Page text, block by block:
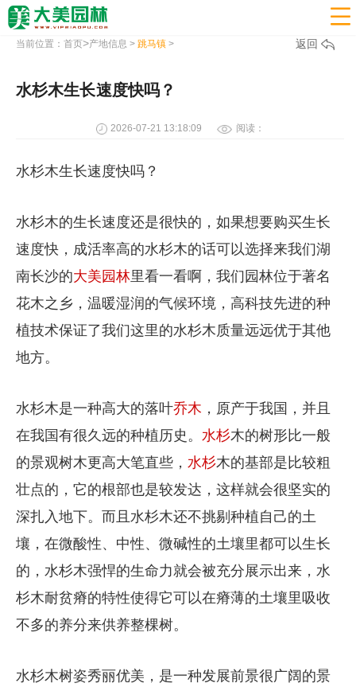

当前位置： 首页>产地信息 > 跳马镇> 返回
水杉木生长速度快吗？
2026-07-21 13:18:09 阅读：
水杉木生长速度快吗？
水杉木的生长速度还是很快的，如果想要购买生长
速度快，成活率高的水杉木的话可以选择来我们湖
南长沙的大美园林里看一看啊，我们园林位于著名
花木之乡，温暖湿润的气候环境，高科技先进的种
植技术保证了我们这里的水杉木质量远远优于其他
地方。
水杉木是一种高大的落叶乔木 ，原产于我国，并且
在我国有很久远的种植历史。 水杉木的树形比一般
的景观树木更高大笔直些， 水杉木的基部是比较粗
壮点的，它的根部也是较发达，这样就会很坚实的
深扎入地下。而且水杉木还不挑剔种植自己的土
壤，在微酸性、中性、微碱性的土壤里都可以生长
的，水杉木强悍的生命力就会被充分展示出来，水
杉木耐贫瘠的特性使得它可以在瘠薄的土壤里吸收
不多的养分来供养整棵树。
水杉木树姿秀丽优美，是一种发展前景很广阔的景